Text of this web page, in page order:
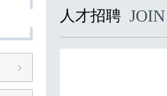
人才招聘